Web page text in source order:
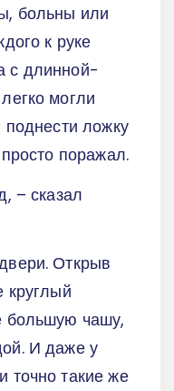
больны или
к руке
с длинной-
могли
поднести ложку
поражал.
– сказал
Открыв
круглый
большую чашу,
И даже у
точно такие же